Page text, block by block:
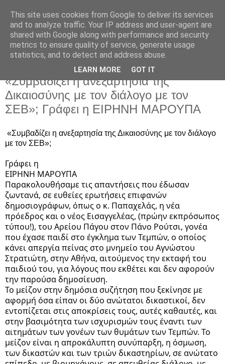
Τρίτη 30 Σεπτεμβρίου 2025
«Συμβαδίζει η ανεξαρτησία της
Δικαιοσύνης με τον διάλογο με τον
ΣΕΒ»; Γράφει η ΕΙΡΗΝΗ ΜΑΡΟΥΠΑ
«Συμβαδίζει η ανεξαρτησία της Δικαιοσύνης με τον διάλογο
με τον ΣΕΒ»;
Γράφει η
ΕΙΡΗΝΗ ΜΑΡΟΥΠΑ
Παρακολουθήσαμε τις απαντήσεις που έδωσαν
ζωντανά, σε ευθείες ερωτήσεις επιφανών
δημοσιογράφων, όπως ο κ. Παπαχελάς, η νέα
πρόεδρος και ο νέος Εισαγγελέας, (πρώην εκπρόσωπος
τύπου!), του Αρείου Πάγου στον Πάνο Ρούτσι, γονέα
που έχασε παιδί στο έγκλημα των Τεμπών, ο οποίος
κάνει απεργία πείνας στο μνημείο του Αγνώστου
Στρατιώτη, στην Αθήνα, αιτούμενος την εκταφή του
παιδιού του, γιαλόγους που εκθέτει και δεν αφορούν
την παρούσα δημοσίευση.
Το μείζον στην δημόσια συζήτηση που ξεκίνησε με
αφορμή όσα είπαν οι δύο ανώτατοι δικαστικοί, δεν
εντοπίζεται στις αποκρίσεις τους, αυτές καθαυτές, και
στην βασιμότητα των ισχυρισμών τους έναντι των
αιτημάτων των γονέων των θυμάτων των Τεμπών. Το
μείζον είναι η απροκάλυπτη συνύπαρξη, η όσμωση,
των δικαστών και των τριών δικαστηρίων, σε ανώτατο
This site uses cookies from Google to deliver its services
and to analyze traffic. Your IP address and user-agent are
shared with Google along with performance and security
metrics to ensure quality of service, generate usage
statistics, and to detect and address abuse.
LEARN MORE GOT IT